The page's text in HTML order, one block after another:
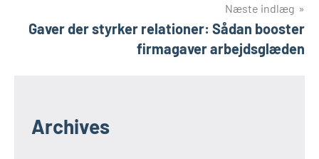
Næste indlæg
Gaver der styrker relationer: Sådan booster
firmagaver arbejdsglæden
Archives